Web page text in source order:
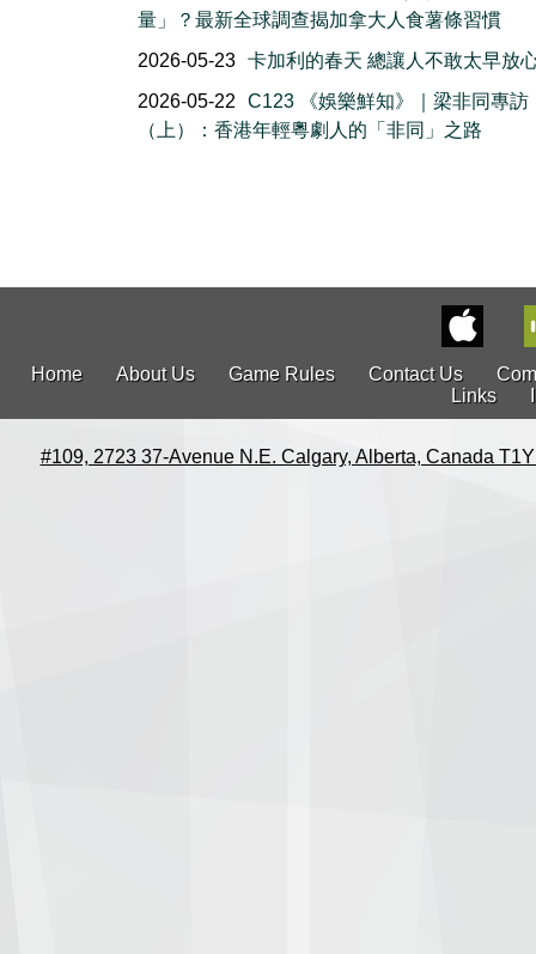
量」？最新全球調查揭加拿大人食薯條習慣
2026-05-23 卡加利的春天 總讓人不敢太早放
2026-05-22
C123 《娛樂鮮知》｜梁非同專訪
（上）：香港年輕粵劇人的「非同」之路
Home About Us Game Rules Contact Us
Links
#109, 2723 37-Avenue N.E. Calgary, Alberta, Canada